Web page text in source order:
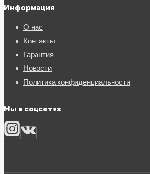
Информация
О нас
Контакты
Гарантия
Новости
Политика конфиденциальности
Мы в соцсетях